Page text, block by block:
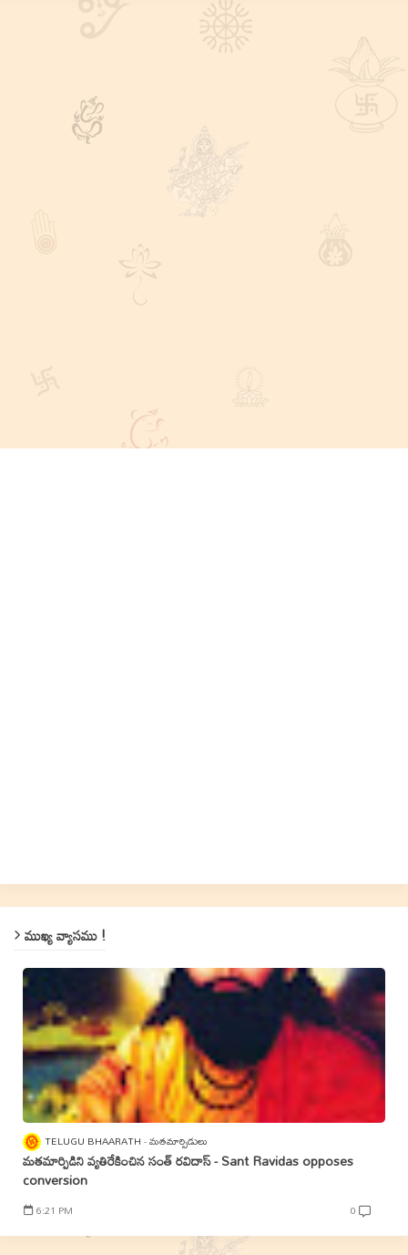
ముఖ్య వ్యాసము !
TELUGU BHAARATH మతమార్పిడులు
మతమార్పిడిని వ్యతిరేకించిన సంత్‌ రవిదాస్‌ - Sant Ravidas opposes
conversion
6:21 PM 0